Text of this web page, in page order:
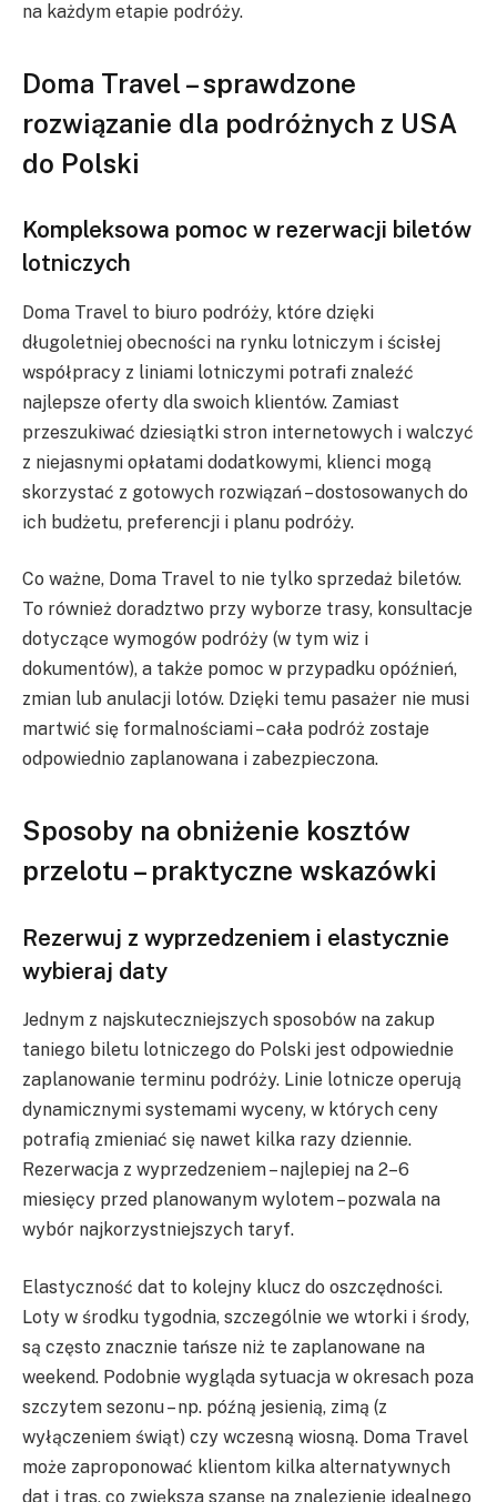
na każdym etapie podróży.
Doma Travel – sprawdzone
rozwiązanie dla podróżnych z USA
do Polski
Kompleksowa pomoc w rezerwacji biletów
lotniczych
Doma Travel to biuro podróży, które dzięki
długoletniej obecności na rynku lotniczym i ścisłej
współpracy z liniami lotniczymi potrafi znaleźć
najlepsze oferty dla swoich klientów. Zamiast
przeszukiwać dziesiątki stron internetowych i walczyć
z niejasnymi opłatami dodatkowymi, klienci mogą
skorzystać z gotowych rozwiązań – dostosowanych do
ich budżetu, preferencji i planu podróży.
Co ważne, Doma Travel to nie tylko sprzedaż biletów.
To również doradztwo przy wyborze trasy, konsultacje
dotyczące wymogów podróży (w tym wiz i
dokumentów), a także pomoc w przypadku opóźnień,
zmian lub anulacji lotów. Dzięki temu pasażer nie musi
martwić się formalnościami – cała podróż zostaje
odpowiednio zaplanowana i zabezpieczona.
Sposoby na obniżenie kosztów
przelotu – praktyczne wskazówki
Rezerwuj z wyprzedzeniem i elastycznie
wybieraj daty
Jednym z najskuteczniejszych sposobów na zakup
taniego biletu lotniczego do Polski jest odpowiednie
zaplanowanie terminu podróży. Linie lotnicze operują
dynamicznymi systemami wyceny, w których ceny
potrafią zmieniać się nawet kilka razy dziennie.
Rezerwacja z wyprzedzeniem – najlepiej na 2–6
miesięcy przed planowanym wylotem – pozwala na
wybór najkorzystniejszych taryf.
Elastyczność dat to kolejny klucz do oszczędności.
Loty w środku tygodnia, szczególnie we wtorki i środy,
są często znacznie tańsze niż te zaplanowane na
weekend. Podobnie wygląda sytuacja w okresach poza
szczytem sezonu – np. późną jesienią, zimą (z
wyłączeniem świąt) czy wczesną wiosną. Doma Travel
może zaproponować klientom kilka alternatywnych
dat i tras, co zwiększa szansę na znalezienie idealnego